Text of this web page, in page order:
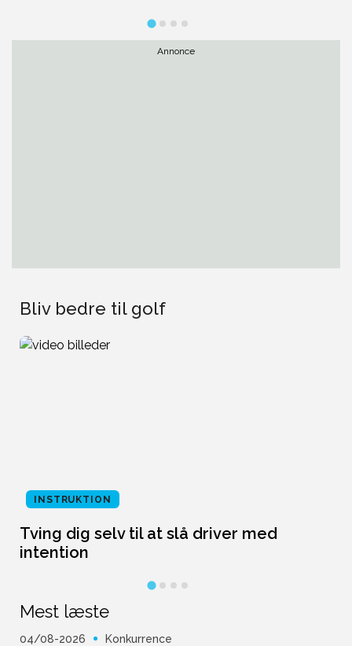
Annonce
Bliv bedre til golf
INSTRUKTION
Tving dig selv til at slå driver med
intention
Mest læste
04/08-2026
Konkurrence